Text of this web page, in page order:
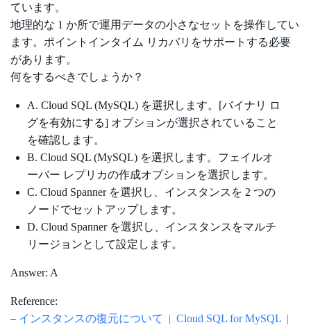
ています。
地理的な 1 か所で運用データの小さなセットを操作してい
ます。ポイントインタイム リカバリをサポートする必要
があります。
何をするべきでしょうか？
A. Cloud SQL (MySQL) を選択します。[バイナリ ロ
グを有効にする] オプションが選択されていること
を確認します。
B. Cloud SQL (MySQL) を選択します。フェイルオ
ーバー レプリカの作成オプションを選択します。
C. Cloud Spanner を選択し、インスタンスを 2 つの
ノードでセットアップします。
D. Cloud Spanner を選択し、インスタンスをマルチ
リージョンとして設定します。
Answer: A
Reference:
– インスタンスの復元について | Cloud SQL for MySQL |